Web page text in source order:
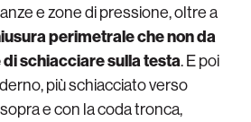
e zone di pressione, oltre a
perimetrale che non da
schiacciare sulla testa. E poi
più schiacciato verso
e con la coda tronca,